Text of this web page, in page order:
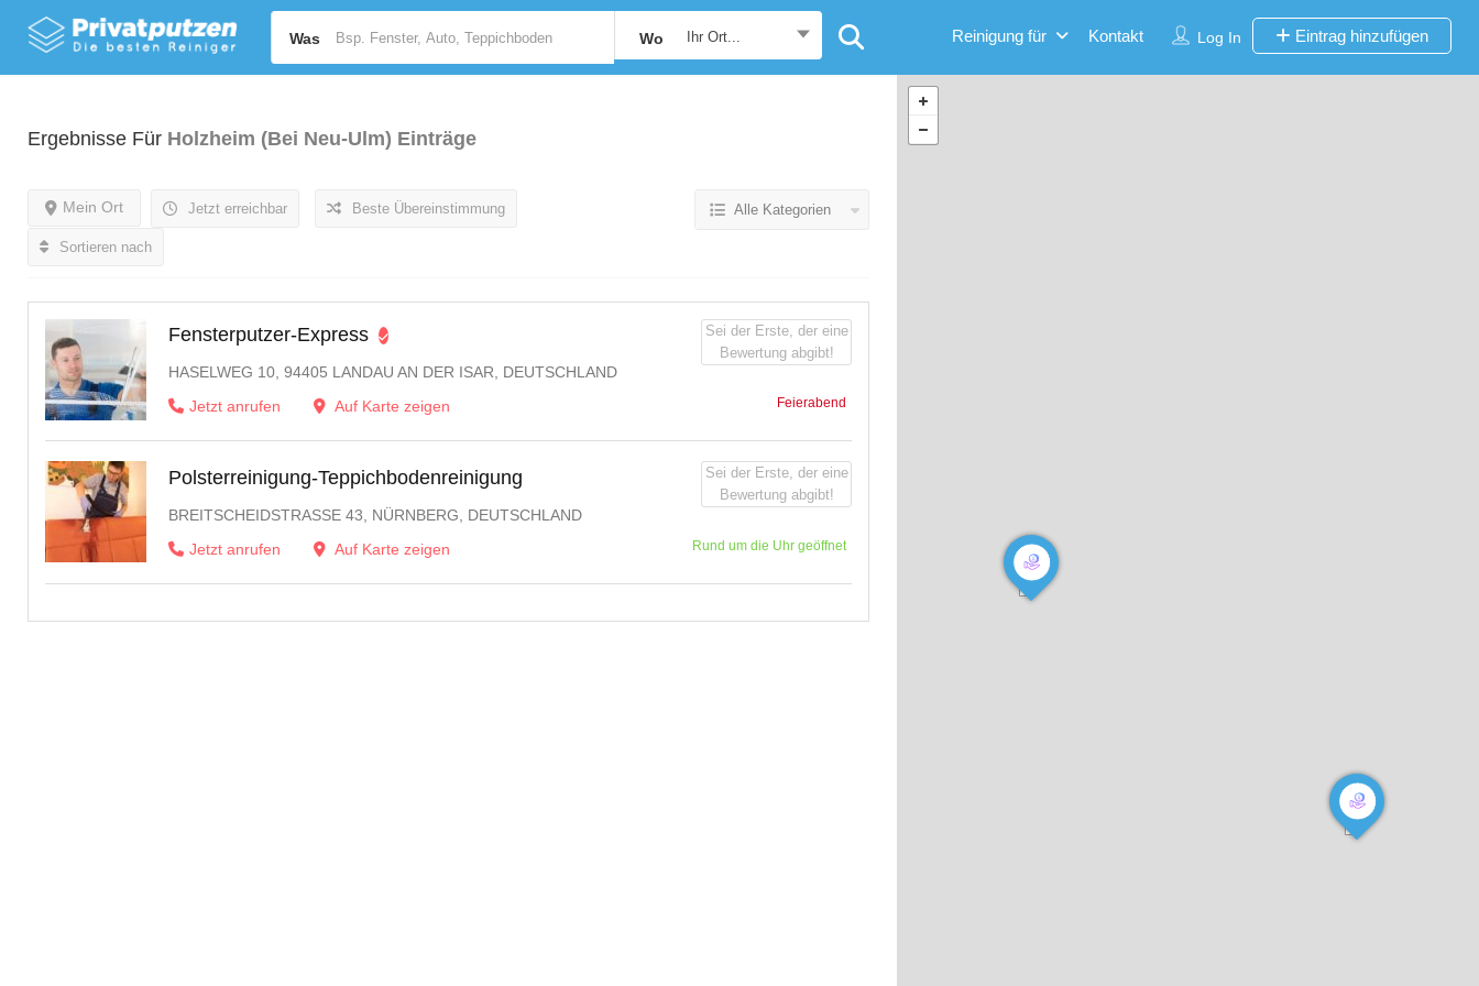
Was Wo Ihr Ort... Log In Eintrag hinzufügen
Reinigung für Kontakt
Ergebnisse Für Holzheim (bei Neu-Ulm) Einträge
Jetzt erreichbar
Mein Ort Beste Übereinstimmung
Sortieren nach
Alle Kategorien
Fensterputzer-Express
HASELWEG 10, 94405 LANDAU AN DER ISAR, DEUTSCHLAND
Jetzt anrufen
Auf Karte zeigen Feierabend
Sei der Erste, der eine
Bewertung abgibt!
Polsterreinigung-Teppichbodenreinigung
BREITSCHEIDSTRASSE 43, NÜRNBERG, DEUTSCHLAND
Jetzt anrufen
Auf Karte zeigen Rund um die Uhr geöffnet
Sei der Erste, der eine
Bewertung abgibt!